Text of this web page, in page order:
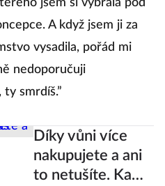
jsem si vybrala pod
A když jsem ji za
vysadila, pořád mi
nedoporučuji
smrdíš.”
Díky vůni více
nakupujete a ani
to netušíte. Kam